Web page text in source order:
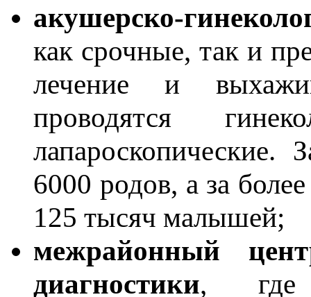
акушерско-
как срочные, так и
лечение и
проводятся
6000 родов, а за
125 тысяч малышей;
межрайонный
диагностики, где